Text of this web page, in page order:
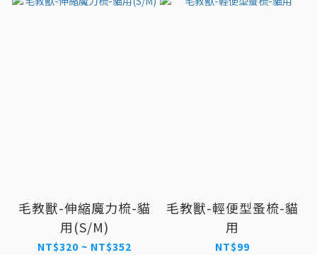
毛教獸-伸縮魔力梳-貓
用(S/M)
NT$320 ~ NT$352
毛教獸-輕便型蚤梳-貓
用
NT$99